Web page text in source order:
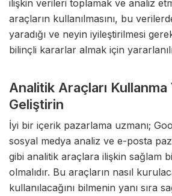
ilişkin verileri toplamak ve analiz
araçların kullanılmasını, bu
yaradığı ve neyin iyileştirilmesi
bilinçli kararlar almak için
Analitik Araçları
Geliştirin
İyi bir içerik pazarlama uzmanı;
sosyal medya analiz ve e-posta
gibi analitik araçlara ilişkin sağlam
olmalıdır. Bu araçların nasıl
kullanılacağını bilmenin yanı sıra